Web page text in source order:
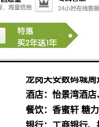
龙岗天安数码城交
（在建地铁站
公交：天安数码
站，m276、m317
龙岗天安数码城周
酒店：怡景湾酒
餐饮：香蜜轩 糖